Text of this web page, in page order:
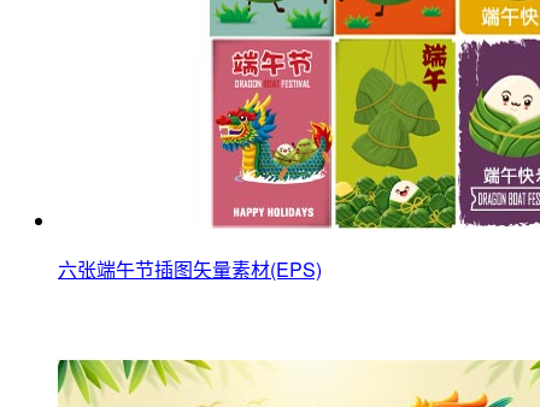
六张端午节插图矢量素材(EPS)